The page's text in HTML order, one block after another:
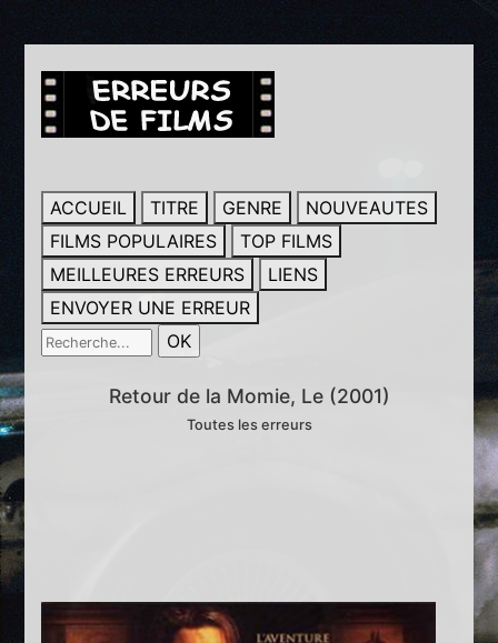
ACCUEIL TITRE GENRE
NOUVEAUTES
FILMS POPULAIRES
TOP FILMS
MEILLEURES ERREURS
LIENS
ENVOYER UNE ERREUR
Retour de la Momie, Le (2001)
Toutes les erreurs